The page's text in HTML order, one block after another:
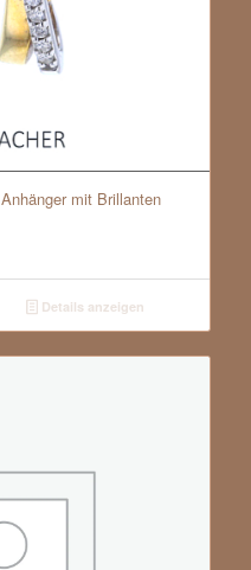
mit Brillanten
Details anzeigen